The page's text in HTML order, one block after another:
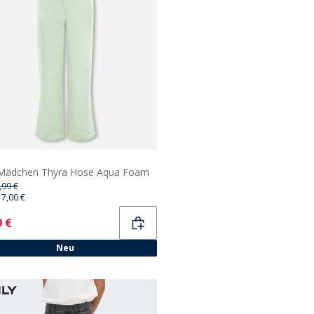
Thyra Hose Aqua Foam
€
€
€
Neu